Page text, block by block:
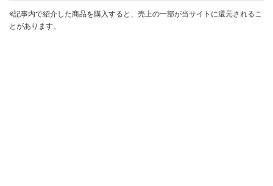
※記事内で紹介した商品を購入すると、売上の一部が当サイトに還元されるこ
とがあります。